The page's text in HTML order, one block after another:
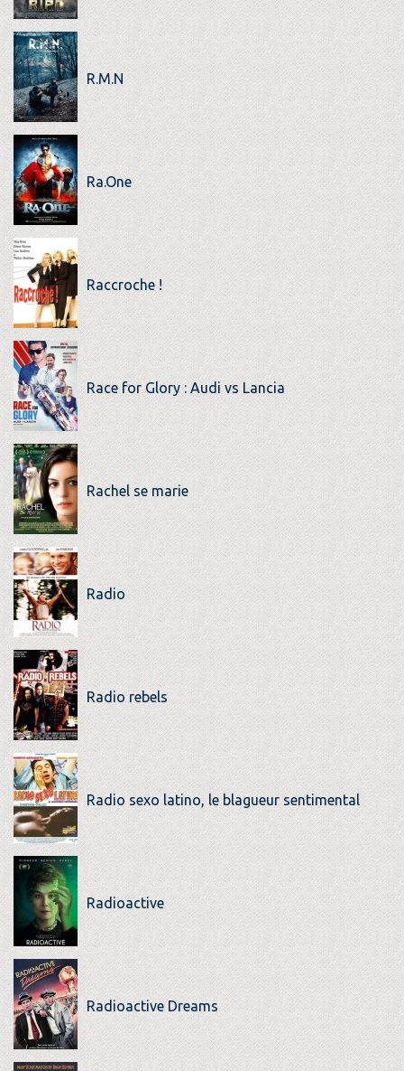
R.M.N
Ra.One
Raccroche !
Race for Glory : Audi vs Lancia
Rachel se marie
Radio
Radio rebels
Radio sexo latino, le blagueur sentimental
Radioactive
Radioactive Dreams